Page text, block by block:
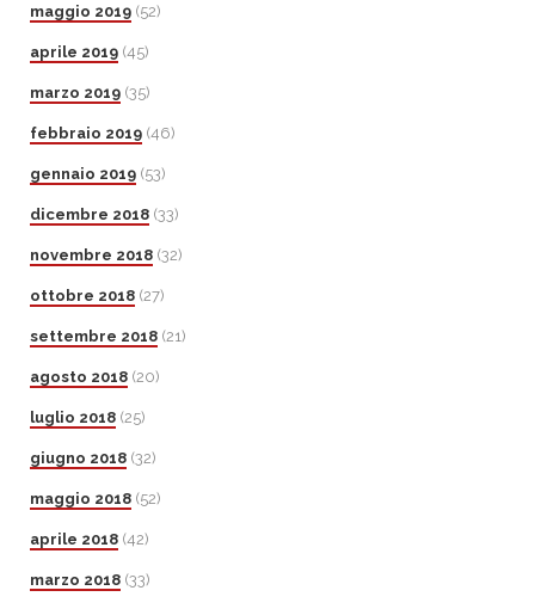
maggio 2019 (52)
aprile 2019 (45)
marzo 2019 (35)
febbraio 2019 (46)
gennaio 2019 (53)
dicembre 2018 (33)
novembre 2018 (32)
ottobre 2018 (27)
settembre 2018 (21)
agosto 2018 (20)
luglio 2018 (25)
giugno 2018 (32)
maggio 2018 (52)
aprile 2018 (42)
marzo 2018 (33)